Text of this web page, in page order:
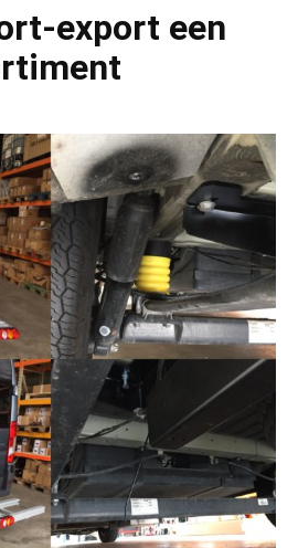
export een